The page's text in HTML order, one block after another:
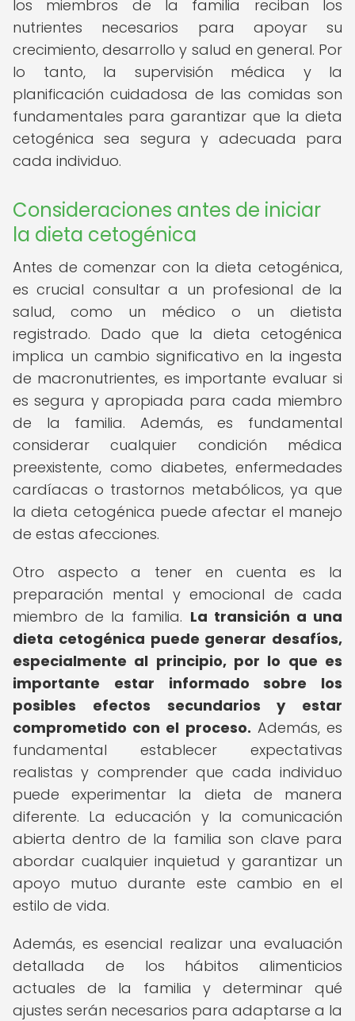
los miembros de la familia reciban los
nutrientes necesarios para apoyar su
crecimiento, desarrollo y salud en general. Por
lo tanto, la supervisión médica y la
planificación cuidadosa de las comidas son
fundamentales para garantizar que la dieta
cetogénica sea segura y adecuada para
cada individuo.
Consideraciones antes de iniciar
la dieta cetogénica
Antes de comenzar con la dieta cetogénica,
es crucial consultar a un profesional de la
salud, como un médico o un dietista
registrado. Dado que la dieta cetogénica
implica un cambio significativo en la ingesta
de macronutrientes, es importante evaluar si
es segura y apropiada para cada miembro
de la familia. Además, es fundamental
considerar cualquier condición médica
preexistente, como diabetes, enfermedades
cardíacas o trastornos metabólicos, ya que
la dieta cetogénica puede afectar el manejo
de estas afecciones.
Otro aspecto a tener en cuenta es la
preparación mental y emocional de cada
miembro de la familia. La transición a una
dieta cetogénica puede generar desafíos,
especialmente al principio, por lo que es
importante estar informado sobre los
posibles efectos secundarios y estar
comprometido con el proceso. Además, es
fundamental establecer expectativas
realistas y comprender que cada individuo
puede experimentar la dieta de manera
diferente. La educación y la comunicación
abierta dentro de la familia son clave para
abordar cualquier inquietud y garantizar un
apoyo mutuo durante este cambio en el
estilo de vida.
Además, es esencial realizar una evaluación
detallada de los hábitos alimenticios
actuales de la familia y determinar qué
ajustes serán necesarios para adaptarse a la